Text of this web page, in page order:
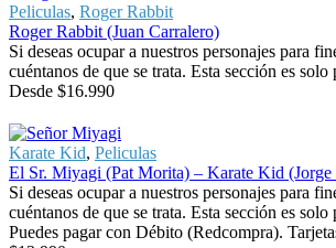
Peliculas, Roger Rabbit
Roger Rabbit (Juan Carralero)
Si deseas ocupar a nuestros personajes para
cuéntanos de que se trata. Esta sección es
Desde $16.990
Karate Kid, Peliculas
El Sr. Miyagi (Pat Morita) – Karate Kid
Si deseas ocupar a nuestros personajes para
cuéntanos de que se trata. Esta sección es
Puedes pagar con Débito (Redcompra).